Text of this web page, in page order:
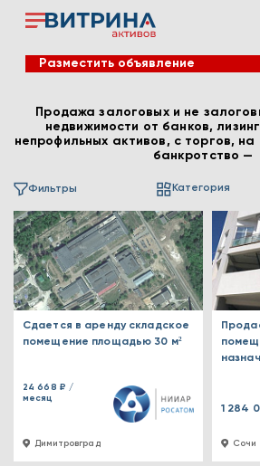
Разместить объявление
Продажа залоговых и не
недвижимости от банков,
непрофильных активов, с торгов,
банкротство —
Фильтры Категория
Димитровград
Сдается в аренду складское
помещение площадью 30 м²
24 668 ₽ /
месяц
Сочи
1 284